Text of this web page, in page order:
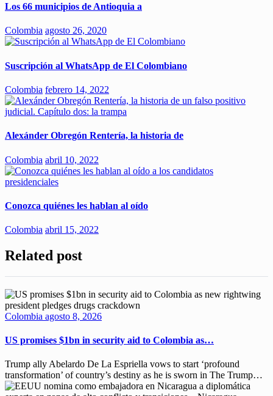
Los 66 municipios de Antioquia a
Colombia agosto 26, 2020
Suscripción al WhatsApp de El Colombiano
Colombia febrero 14, 2022
Alexánder Obregón Rentería, la historia de
Colombia abril 10, 2022
Conozca quiénes les hablan al oído
Colombia abril 15, 2022
Related post
Colombia agosto 8, 2026
US promises $1bn in security aid to Colombia as…
Trump ally Abelardo De La ‌Espriella vows to start ‘profound
transformation’ of country’s destiny as he is sworn in The ​Trump…